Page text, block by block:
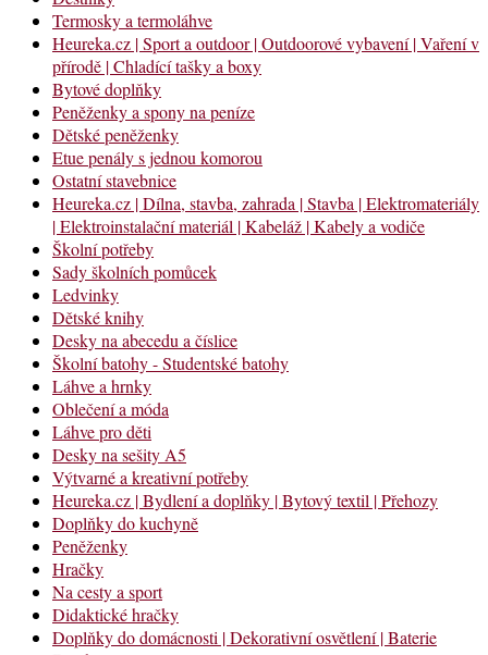
Termosky a termoláhve
Heureka.cz | Sport a outdoor | Outdoorové vybavení | Vaření v
přírodě | Chladící tašky a boxy
Bytové doplňky
Peněženky a spony na peníze
Dětské peněženky
Etue penály s jednou komorou
Ostatní stavebnice
Heureka.cz | Dílna, stavba, zahrada | Stavba | Elektromateriály
| Elektroinstalační materiál | Kabeláž | Kabely a vodiče
Školní potřeby
Sady školních pomůcek
Ledvinky
Dětské knihy
Desky na abecedu a číslice
Školní batohy - Studentské batohy
Láhve a hrnky
Oblečení a móda
Láhve pro děti
Desky na sešity A5
Výtvarné a kreativní potřeby
Heureka.cz | Bydlení a doplňky | Bytový textil | Přehozy
Doplňky do kuchyně
Peněženky
Hračky
Na cesty a sport
Didaktické hračky
Doplňky do domácnosti | Dekorativní osvětlení | Baterie